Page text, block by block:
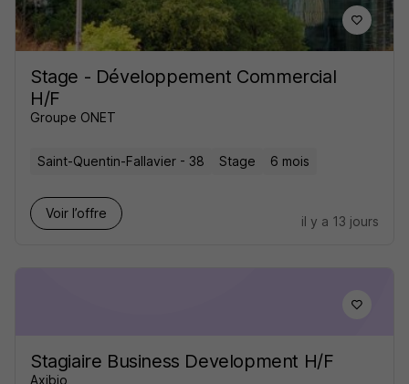
Stage - Développement Commercial
H/F
Groupe ONET
Saint-Quentin-Fallavier - 38 Stage 6 mois
Voir l’offre
il y a 13 jours
Stagiaire Business Development H/F
Axibio